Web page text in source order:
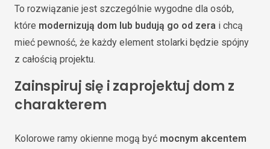
To rozwiązanie jest szczególnie wygodne dla osób,
które modernizują dom lub budują go od zera i chcą
mieć pewność, że każdy element stolarki będzie spójny
z całością projektu.
Zainspiruj się i zaprojektuj dom z
charakterem
Kolorowe ramy okienne mogą być mocnym akcentem